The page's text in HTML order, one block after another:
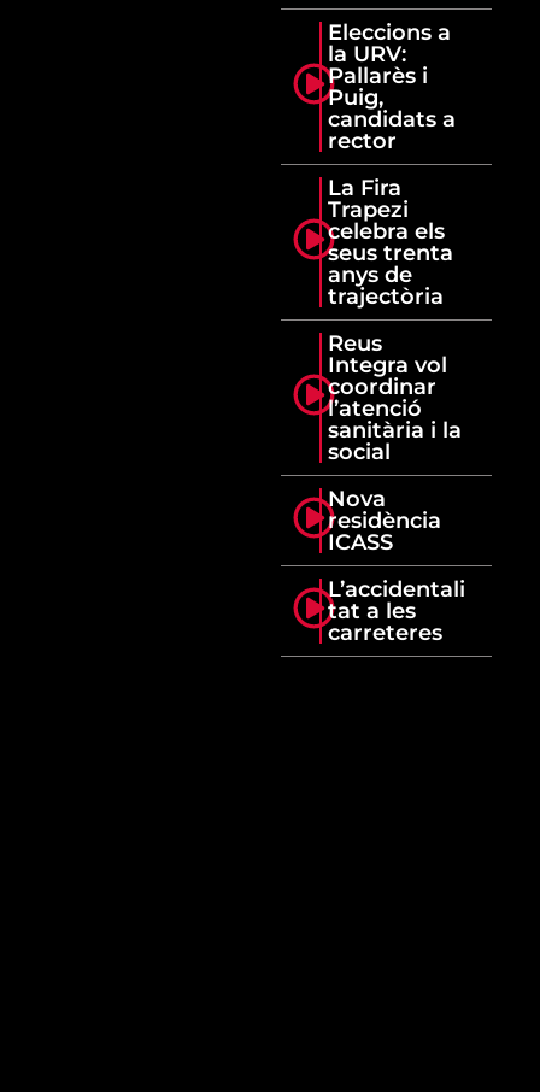
Eleccions a
la URV:
Pallarès i
Puig,
candidats a
rector
La Fira
Trapezi
celebra els
seus trenta
anys de
trajectòria
Reus
Integra vol
coordinar
l’atenció
sanitària i la
social
Nova
residència
ICASS
L’accidentali
tat a les
carreteres